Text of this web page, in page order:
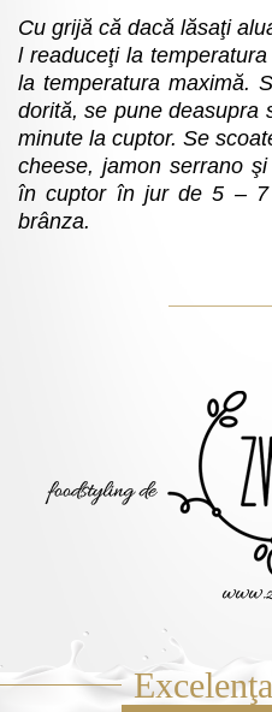
Cu grijă că dacă lăsaţi
l readuceţi la
la temperatura maximă.
dorită, se pune deasupra
minute la cuptor. Se
cheese, jamon serrano
în cuptor în jur de 5 – 7
brânza.